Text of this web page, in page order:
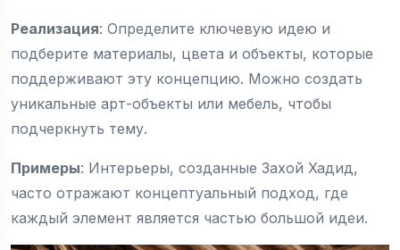
Реализация: Определите ключевую идею и
подберите материалы, цвета и объекты, которые
поддерживают эту концепцию. Можно создать
уникальные арт-объекты или мебель, чтобы
подчеркнуть тему.
Примеры: Интерьеры, созданные Захой Хадид,
часто отражают концептуальный подход, где
каждый элемент является частью большой идеи.